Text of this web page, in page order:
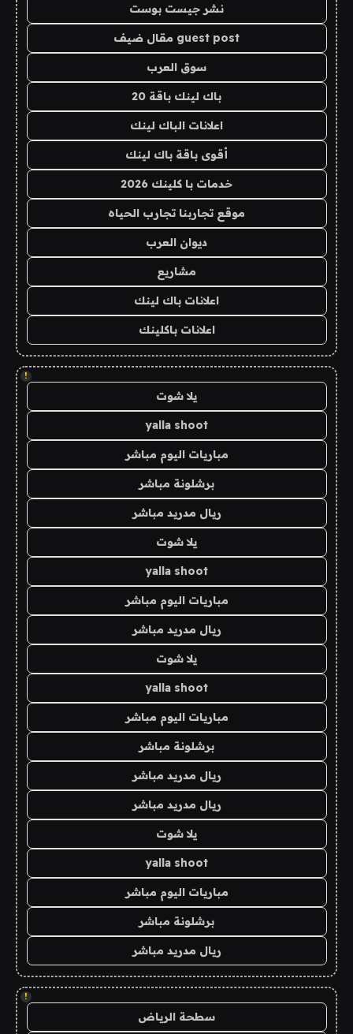
نشر جيست بوست
guest post مقال ضيف
سوق العرب
باك لينك باقة 20
اعلانات الباك لينك
أقوى باقة باك لينك
خدمات با كلينك 2026
موقع تجاربنا تجارب الحياه
ديوان العرب
مشاريع
اعلانات باك لينك
اعلانات باكلينك
!
يلا شوت
yalla shoot
مباريات اليوم مباشر
برشلونة مباشر
ريال مدريد مباشر
يلا شوت
yalla shoot
مباريات اليوم مباشر
ريال مدريد مباشر
يلا شوت
yalla shoot
مباريات اليوم مباشر
برشلونة مباشر
ريال مدريد مباشر
ريال مدريد مباشر
يلا شوت
yalla shoot
مباريات اليوم مباشر
برشلونة مباشر
ريال مدريد مباشر
!
سطحة الرياض